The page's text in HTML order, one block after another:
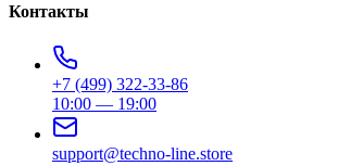
Контакты
+7 (499) 322-33-86
10:00 — 19:00
support@techno-line.store